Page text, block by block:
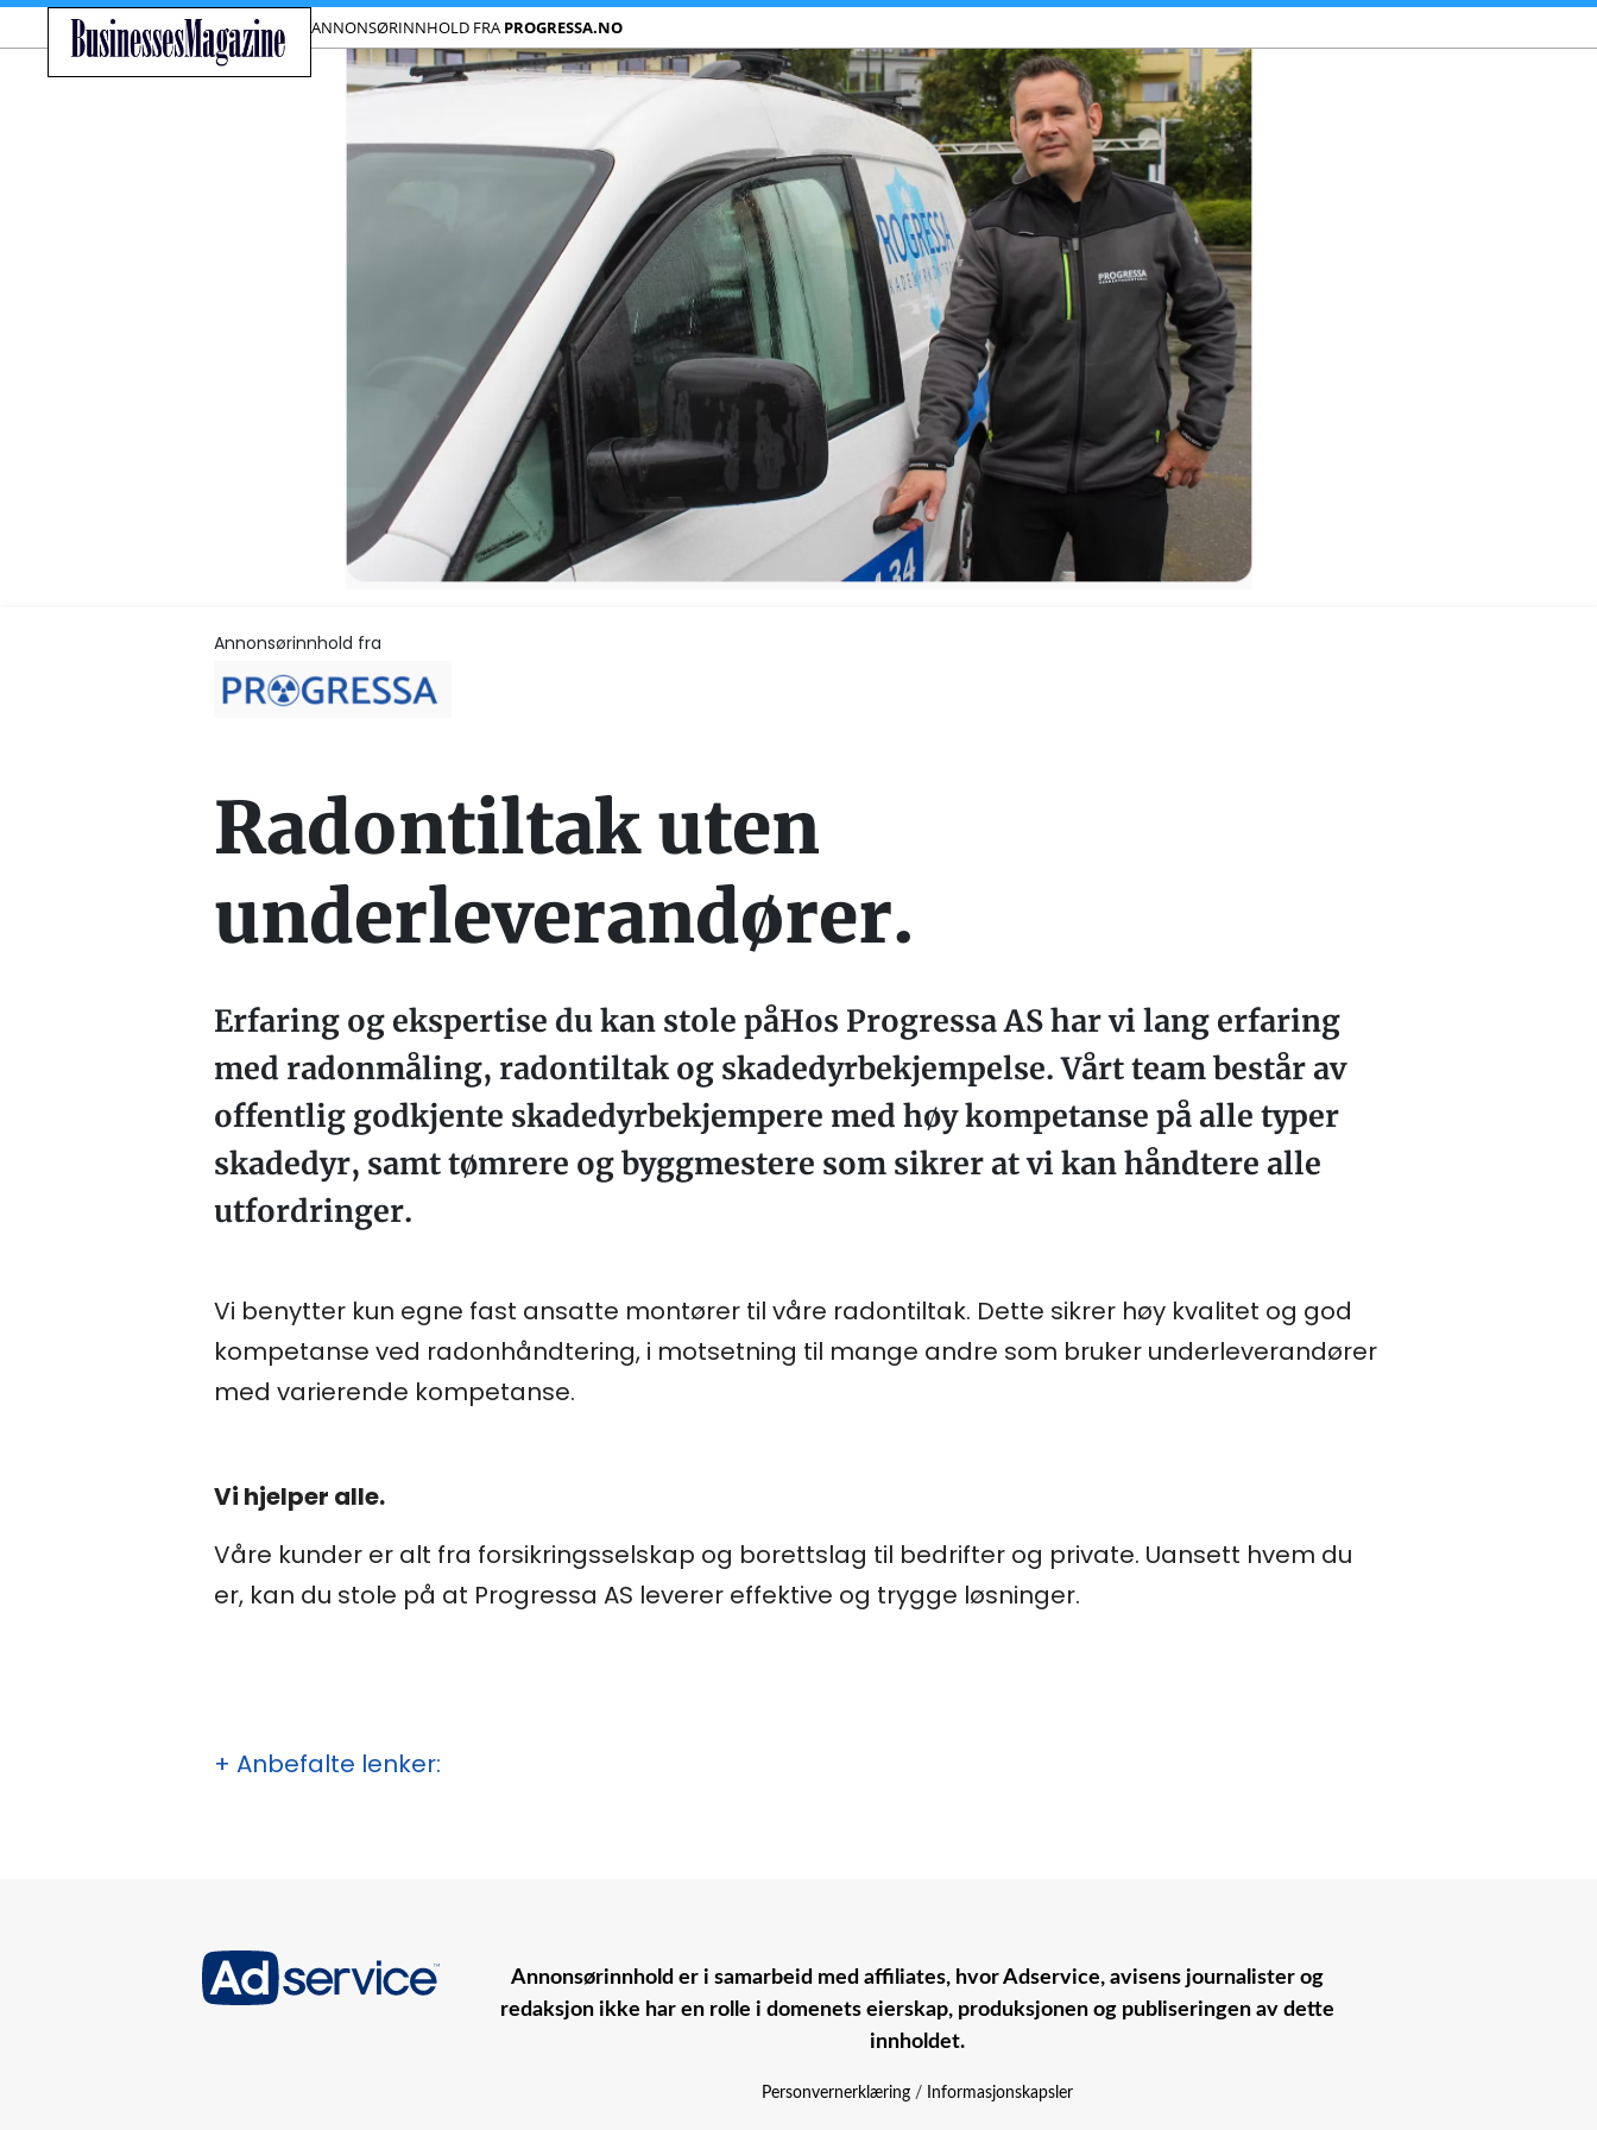
ANNONSØRINNHOLD FRA PROGRESSA.NO
Annonsørinnhold fra
Radontiltak uten
underleverandører.
Erfaring og ekspertise du kan stole påHos Progressa AS har vi lang erfaring
med radonmåling, radontiltak og skadedyrbekjempelse. Vårt team består av
offentlig godkjente skadedyrbekjempere med høy kompetanse på alle typer
skadedyr, samt tømrere og byggmestere som sikrer at vi kan håndtere alle
utfordringer.
Vi benytter kun egne fast ansatte montører til våre radontiltak. Dette sikrer høy kvalitet og god
kompetanse ved radonhåndtering, i motsetning til mange andre som bruker underleverandører
med varierende kompetanse.
Vi hjelper alle.
Våre kunder er alt fra forsikringsselskap og borettslag til bedrifter og private. Uansett hvem du
er, kan du stole på at Progressa AS leverer effektive og trygge løsninger.
+ Anbefalte lenker:
Annonsørinnhold er i samarbeid med affiliates, hvor Adservice, avisens journalister og
redaksjon ikke har en rolle i domenets eierskap, produksjonen og publiseringen av dette
innholdet.
Personvernerklæring / Informasjonskapsler